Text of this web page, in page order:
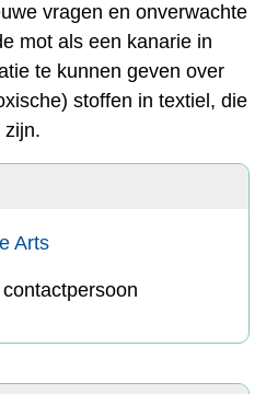
vragen en onverwachte
mot als een kanarie in
te kunnen geven over
stoffen in textiel, die
zijn.
Arts
contactpersoon